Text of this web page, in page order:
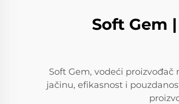
Soft Gem
Soft Gem, vodeći
jačinu, efikasnost i